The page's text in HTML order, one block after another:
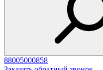
88005000858